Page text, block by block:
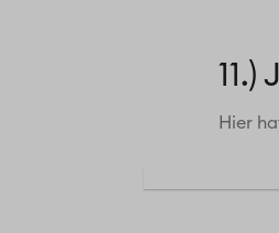
Hier